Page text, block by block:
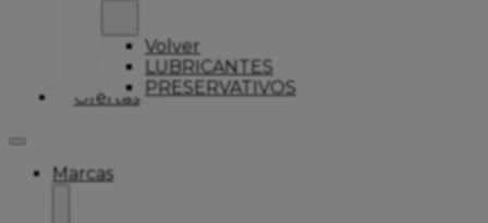
Volver
LUBRICANTES
PRESERVATIVOS
Ofertas
Marcas